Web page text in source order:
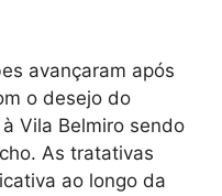
avançaram após
o desejo do
Vila Belmiro sendo
As tratativas
ao longo da